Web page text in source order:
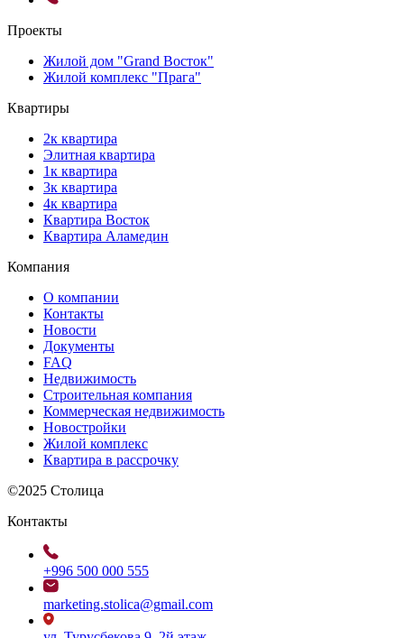
Проекты
Жилой дом "Grand Восток"
Жилой комплекс "Прага"
Квартиры
2к квартира
Элитная квартира
1к квартира
3к квартира
4к квартира
Квартира Восток
Квартира Аламедин
Компания
О компании
Контакты
Новости
Документы
FAQ
Недвижимость
Строительная компания
Коммерческая недвижимость
Новостройки
Жилой комплекс
Квартира в рассрочку
©2025 Столица
Контакты
+996 500 000 555
marketing.stolica@gmail.com